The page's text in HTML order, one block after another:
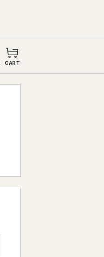
CART